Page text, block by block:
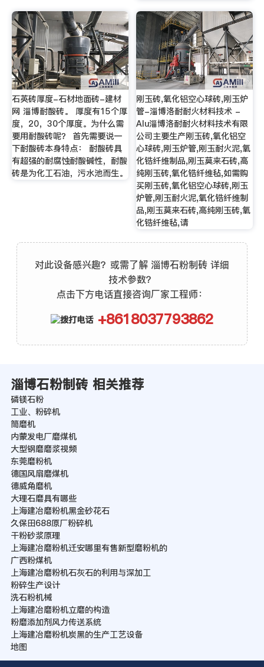
石英砖厚度-石材地面砖-建材
网 淄博耐酸砖。 厚度有15个厚
度，20，30个厚度。为什么需
要用耐酸砖呢？ 首先需要说一
下耐酸砖本身特点： 耐酸砖具
有超强的耐腐蚀耐酸碱性，耐酸
砖是为化工石油，污水池而生。
刚玉砖,氧化铝空心球砖,刚玉炉
管-淄博洛耐耐火材料技术 -
Alu淄博洛耐耐火材料技术有限
公司主要生产刚玉砖,氧化铝空
心球砖,刚玉炉管,刚玉耐火泥,氧
化锆纤维制品,刚玉莫来石砖,高
纯刚玉砖,氧化锆纤维毡,如需购
买刚玉砖,氧化铝空心球砖,刚玉
炉管,刚玉耐火泥,氧化锆纤维制
品,刚玉莫来石砖,高纯刚玉砖,氧
化锆纤维毡,请
对此设备感兴趣？或需了解 淄博石粉制砖 详细
技术参数？
点击下方电话直接咨询厂家工程师：
+8618037793862
淄博石粉制砖 相关推荐
磷镁石粉
工业、粉碎机
筒磨机
内蒙发电厂磨煤机
大型钢磨磨浆视频
东莞磨粉机
德国风扇磨煤机
德威角磨机
大理石磨具有哪些
上海建冶磨粉机黑金砂花石
久保田688原厂粉碎机
干粉砂浆原理
上海建冶磨粉机迁安哪里有售新型磨粉机的
广西粉煤机
上海建冶磨粉机石灰石的利用与深加工
粉碎生产设计
洗石粉机械
上海建冶磨粉机立磨的构造
粉磨添加剂风力传送系统
上海建冶磨粉机炭黑的生产工艺设备
地图